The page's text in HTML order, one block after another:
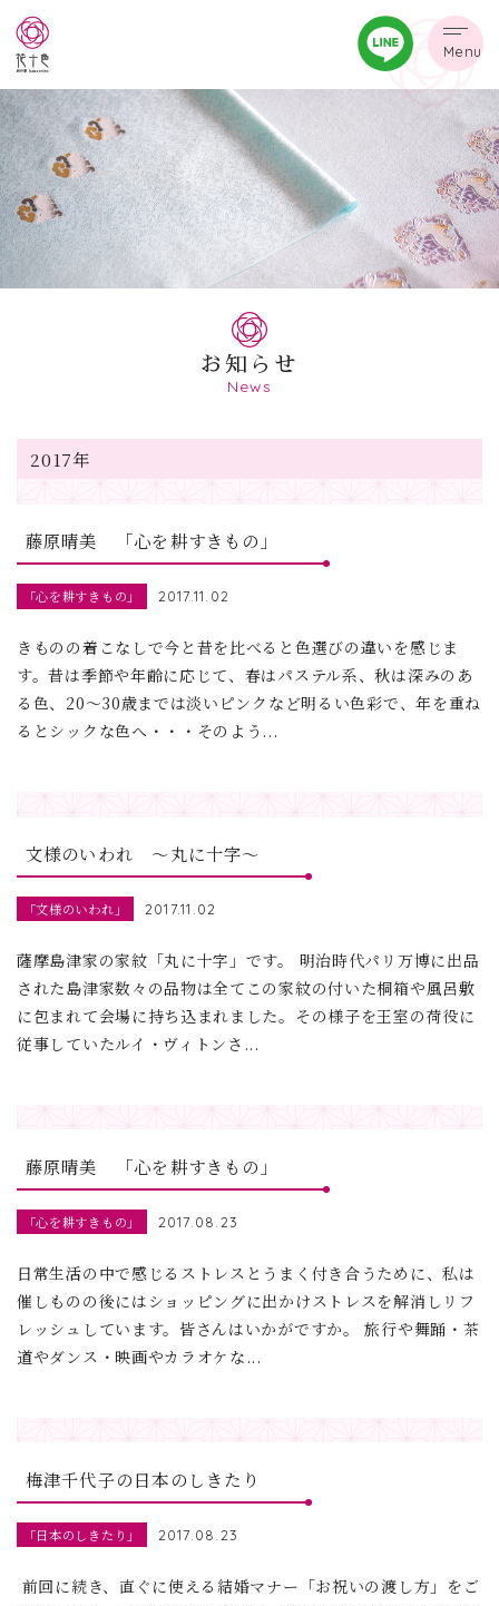
Menu
お知らせ
News
2017年
藤原晴美 「心を耕すきもの」
「心を耕すきもの」 2017.11.02
きものの着こなしで今と昔を比べると色選びの違いを感じま
す。昔は季節や年齢に応じて、春はパステル系、秋は深みのあ
る色、20～30歳までは淡いピンクなど明るい色彩で、年を重ね
るとシックな色へ・・・そのよう...
文様のいわれ ～丸に十字～
「文様のいわれ」 2017.11.02
薩摩島津家の家紋「丸に十字」です。 明治時代パリ万博に出品
された島津家数々の品物は全てこの家紋の付いた桐箱や風呂敷
に包まれて会場に持ち込まれました。その様子を王室の荷役に
従事していたルイ・ヴィトンさ...
藤原晴美 「心を耕すきもの」
「心を耕すきもの」 2017.08.23
日常生活の中で感じるストレスとうまく付き合うために、私は
催しものの後にはショッピングに出かけストレスを解消しリフ
レッシュしています。皆さんはいかがですか。 旅行や舞踊・茶
道やダンス・映画やカラオケな...
梅津千代子の日本のしきたり
「日本のしきたり」 2017.08.23
前回に続き、直ぐに使える結婚マナー「お祝いの渡し方」をご